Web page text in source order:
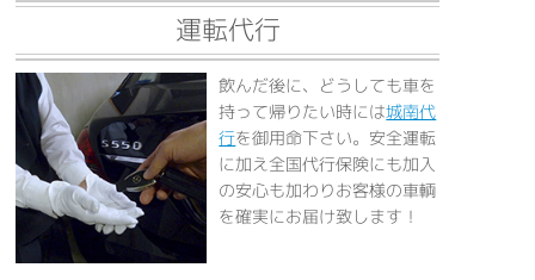
運転代行
飲んだ後に、どうしても車を
持って帰りたい時には城南代
行を御用命下さい。安全運転
に加え全国代行保険にも加入
の安心も加わりお客様の車輌
を確実にお届け致します！